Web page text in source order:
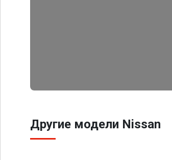
Другие модели Nissan